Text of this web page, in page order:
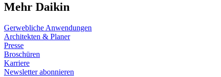
Mehr Daikin
Gerwebliche Anwendungen
Architekten & Planer
Presse
Broschüren
Karriere
Newsletter abonnieren